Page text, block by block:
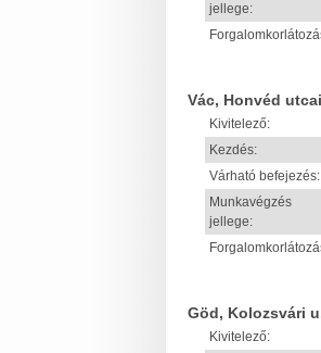
jellege:
Vác, Honvéd
Kivitelező:
Kezdés:
Várható befejezés:
Munkavégzés
jellege:
Göd, Kolozsvári
Kivitelező: